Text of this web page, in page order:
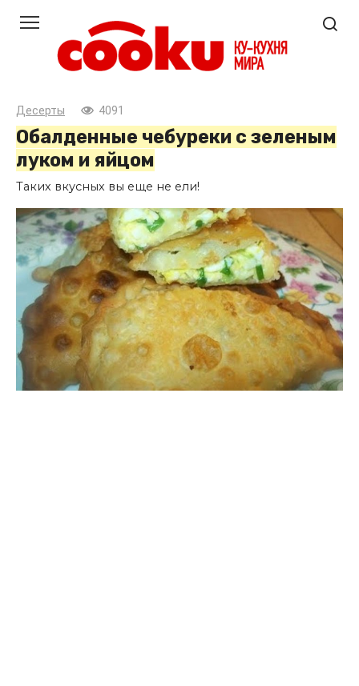
контенту
Десерты 4091
Обалденные чебуреки с зеленым
луком и яйцом
Таких вкусных вы еще не ели!